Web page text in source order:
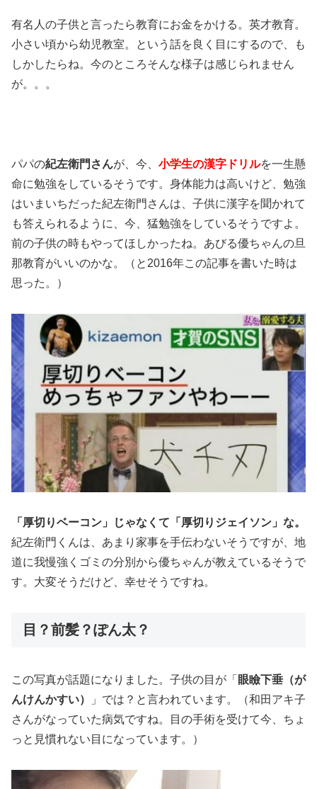
有名人の子供と言ったら教育にお金をかける。英才教育。
小さい頃から幼児教室。という話を良く目にするので、も
しかしたらね。今のところそんな様子は感じられません
が。。。
パパの紀左衛門さんが、今、 小学生の漢字ドリルを一生懸
命に勉強をしているそうです。身体能力は高いけど、勉強
はいまいちだった紀左衛門さんは、子供に漢字を聞かれて
も答えられるように、今、猛勉強をしているそうですよ。
前の子供の時もやってほしかったね。あびる優ちゃんの旦
那教育がいいのかな。（と2016年この記事を書いた時は
思った。）
「厚切りベーコン」じゃなくて「厚切りジェイソン」な。
紀左衛門くんは、あまり家事を手伝わないそうですが、地
道に我慢強くゴミの分別から優ちゃんが教えているそうで
す。大変そうだけど、幸せそうですね。
目？前髪？ぽん太？
この写真が話題になりました。子供の目が「 眼瞼下垂（が
んけんかすい）
」では？と言われています。（和田アキ子
さんがなっていた病気ですね。目の手術を受けて今、ちょ
っと見慣れない目になっています。）